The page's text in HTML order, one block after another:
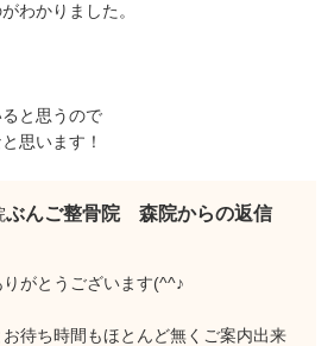
わかりました。
と思うので
思います！
ぶんご整骨院 森院からの返信
がとうございます(^^♪
待ち時間もほとんど無くご案内出来